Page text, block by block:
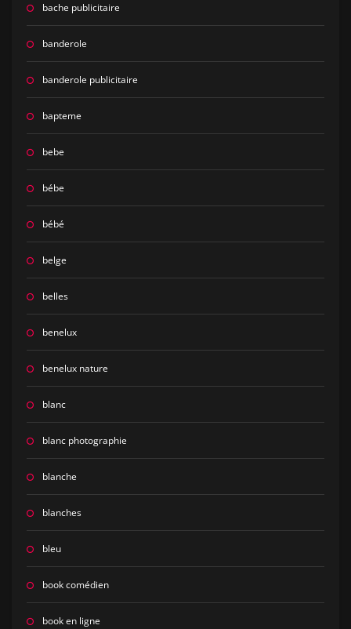
bache publicitaire
banderole
banderole publicitaire
bapteme
bebe
bébe
bébé
belge
belles
benelux
benelux nature
blanc
blanc photographie
blanche
blanches
bleu
book comédien
book en ligne